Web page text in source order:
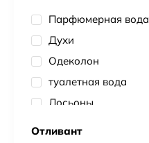
Kilian
Byredo
Yves Saint Laurent
Lanvin
Hermes
5 мл
10 мл
200 мл
20 мл
7.5 мл
Парфюмерная вода
Духи
Одеколон
туалетная вода
Лосьоны
Отливант